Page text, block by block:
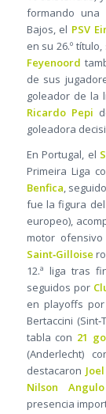
formando una
Bajos, el PSV
en su 26.º
Feyenoord
de sus
goleador de la
Ricardo Pepi
goleadora
En Portugal, el
Primeira Liga
Benfica,
fue la figura
europeo),
motor
Saint‑Gilloise
12.ª liga tras
seguidos por
en playoffs
Bertaccini
tabla con 21
(Anderlecht)
destacaron
Nilson Angulo
presencia